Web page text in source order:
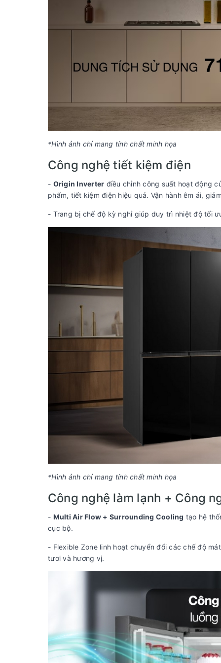
*Hình ảnh chỉ mang tính chất minh họa
Công nghệ tiết kiệm điện
- Origin Inverter điều chỉnh công suất hoạt động
phẩm, tiết kiệm điện hiệu quả. Vận hành êm ái,
- Trang bị chế độ kỳ nghỉ giúp duy trì nhiệt độ tối
*Hình ảnh chỉ mang tính chất minh họa
Công nghệ làm lạnh + Công
- Multi Air Flow + Surrounding Cooling tạo hệ
cục bộ.
- Flexible Zone linh hoạt chuyển đổi các chế độ
tươi và hương vị.